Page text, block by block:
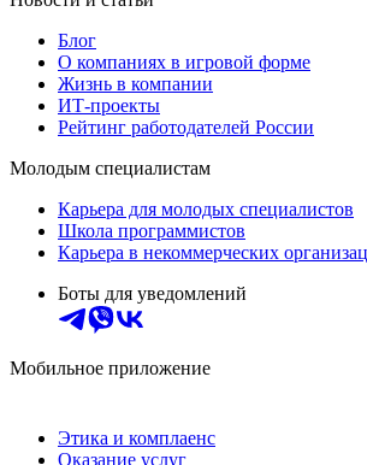
Блог
О компаниях в игровой форме
Жизнь в компании
ИТ-проекты
Рейтинг работодателей России
Молодым специалистам
Карьера для молодых специалистов
Школа программистов
Карьера в некоммерческих
Боты для уведомлений
Мобильное приложение
Этика и комплаенс
Оказание услуг